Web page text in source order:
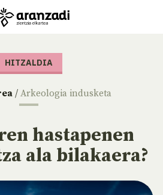
HITZALDIA
/ Arkeologia indusketa
hastapenen
ala bilakaera?